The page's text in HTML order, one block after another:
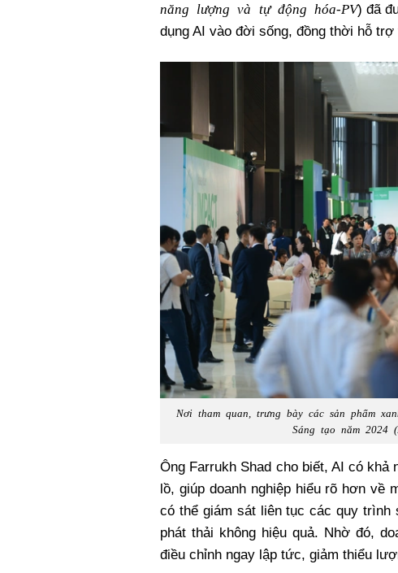
năng lượng và tự động hóa-PV) đã
dụng AI vào đời sống, đồng thời hỗ
Nơi tham quan, trưng bày các sản phẩm
Sáng tạo năm 2024
Ông Farrukh Shad cho biết, AI có
lồ, giúp doanh nghiệp hiểu rõ hơn về
có thể giám sát liên tục các quy trình
phát thải không hiệu quả. Nhờ đó,
điều chỉnh ngay lập tức, giảm thiểu